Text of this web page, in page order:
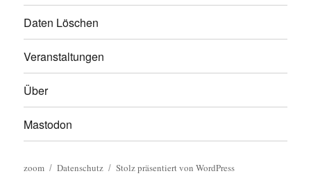
Daten Löschen
Veranstaltungen
Über
Mastodon
zoom Datenschutz Stolz präsentiert von WordPress